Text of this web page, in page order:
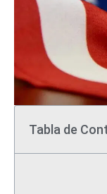
Tabla de